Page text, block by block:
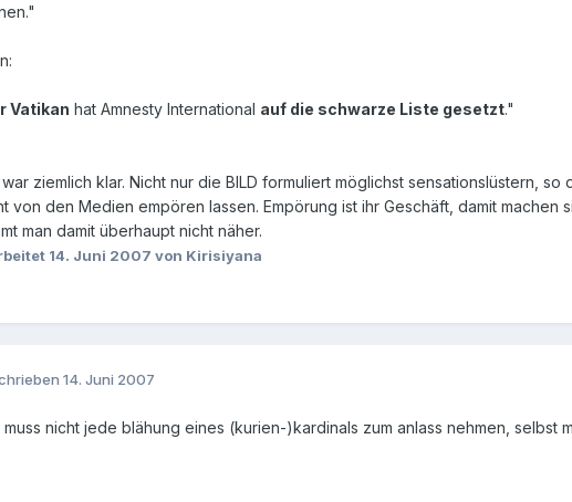
Vatikan hat Amnesty International auf die schwarze Liste gesetzt."
ziemlich klar. Nicht nur die BILD formuliert möglichst sensationslüstern,
von den Medien empören lassen. Empörung ist ihr Geschäft, damit
man damit überhaupt nicht näher.
14. Juni 2007 von Kirisiyana
14. Juni 2007
muss nicht jede blähung eines (kurien-)kardinals zum anlass nehmen, selbst